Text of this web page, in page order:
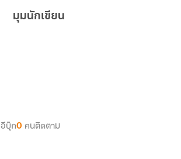
มุมนักเขียน
อีบุ๊ก0 คนติดตาม